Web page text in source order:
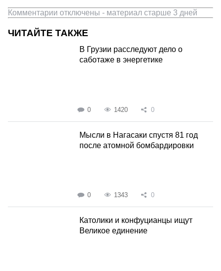
Комментарии отключены - материал старше 3 дней
ЧИТАЙТЕ ТАКЖЕ
В Грузии расследуют дело о
саботаже в энергетике
0 1420 0
Мысли в Нагасаки спустя 81 год
после атомной бомбардировки
0 1343 0
Католики и конфуцианцы ищут
Великое единение